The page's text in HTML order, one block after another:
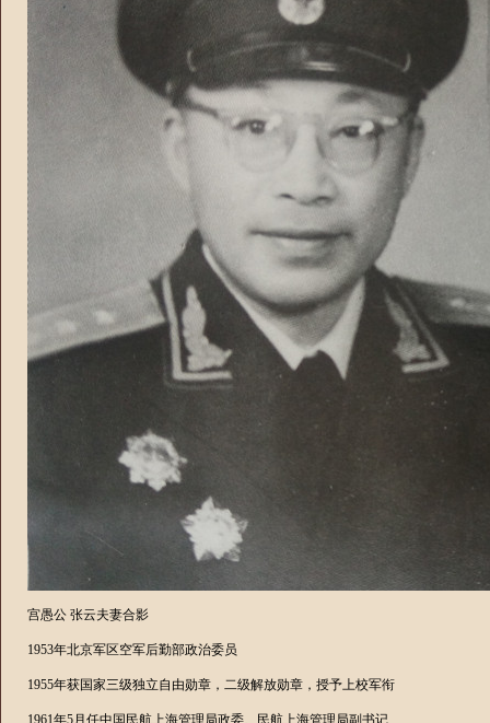
宫愚公 张云夫妻合影
1953年北京军区空军后勤部政治委员
1955年获国家三级独立自由勋章，二级解放勋章，授予上校军衔
1961年5月任中国民航上海管理局政委、民航上海管理局副书记